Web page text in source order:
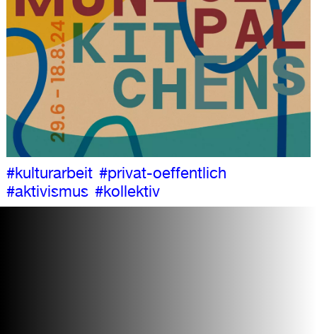
#kulturarbeit #privat-oeffentlich
#aktivismus #kollektiv